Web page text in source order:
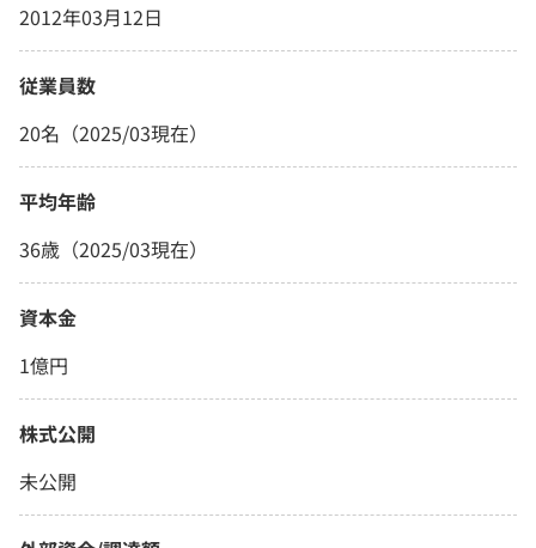
2012年03月12日
従業員数
20名（2025/03現在）
平均年齢
36歳（2025/03現在）
資本金
1億円
株式公開
未公開